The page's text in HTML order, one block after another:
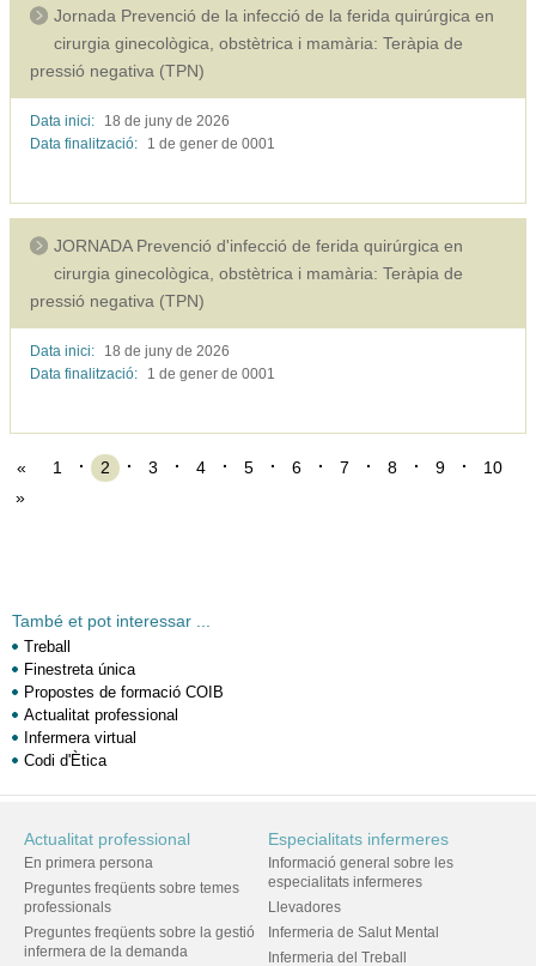
Jornada Prevenció de la infecció de la ferida quirúrgica en
cirurgia ginecològica, obstètrica i mamària: Teràpia de
pressió negativa (TPN)
Data inici: 18 de juny de 2026
Data finalització:
1 de gener de 0001
JORNADA Prevenció d'infecció de ferida quirúrgica en
cirurgia ginecològica, obstètrica i mamària: Teràpia de
pressió negativa (TPN)
Data inici: 18 de juny de 2026
Data finalització:
1 de gener de 0001
« 1 2 3 4 5 6 7 8 9
10
»
També et pot interessar ...
Treball
Finestreta única
Propostes de formació COIB
Actualitat professional
Infermera virtual
Codi d'Ètica
Actualitat professional
En primera persona
Preguntes freqüents sobre temes
professionals
Preguntes freqüents sobre la gestió
infermera de la demanda
Especialitats infermeres
Informació general sobre les
especialitats infermeres
Llevadores
Infermeria de Salut Mental
Infermeria del Treball